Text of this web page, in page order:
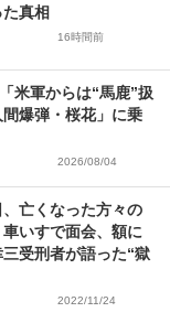
真相
16時間前
米軍からは“馬鹿”扱
爆弾・桜花」に乗
2026/08/04
、亡くなった方々の
いすで面会、額に
受刑者が語った“獄
2022/11/24